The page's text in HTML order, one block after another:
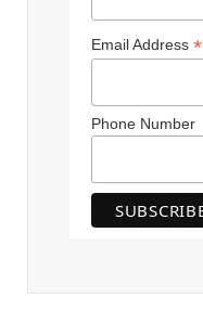
Email Address *
Phone Number